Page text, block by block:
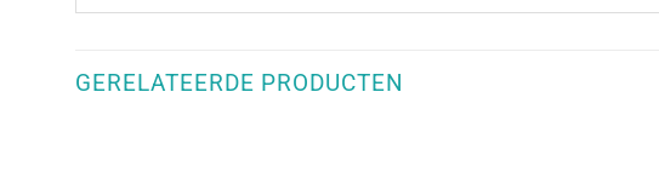
GERELATEERDE PRODUCTEN